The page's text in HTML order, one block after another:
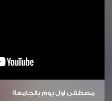
مصطفى اول يوم بالجامعة